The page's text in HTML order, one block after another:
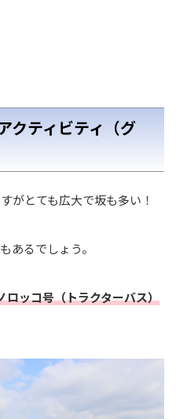
クティビティ（グ
がとても広大で坂も多い！
あるでしょう。
ロッコ号（トラクターバス）